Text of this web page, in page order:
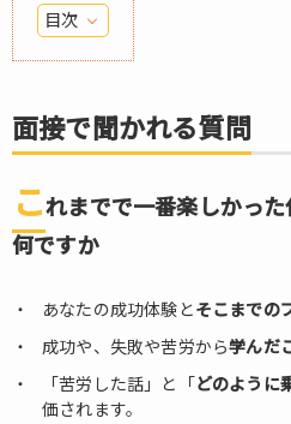
目次
1.
接
で
れ
る
これ
まで
で一
面接で聞かれる質問
これまでで一番楽しかっ
何ですか
あなたの成功体験とそこまでの
成功や、失敗や苦労から学んだ
「苦労した話」と「 どのように
価されます。